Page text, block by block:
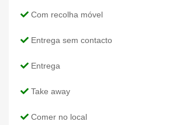
Com recolha móvel
Entrega sem contacto
Entrega
Take away
Comer no local